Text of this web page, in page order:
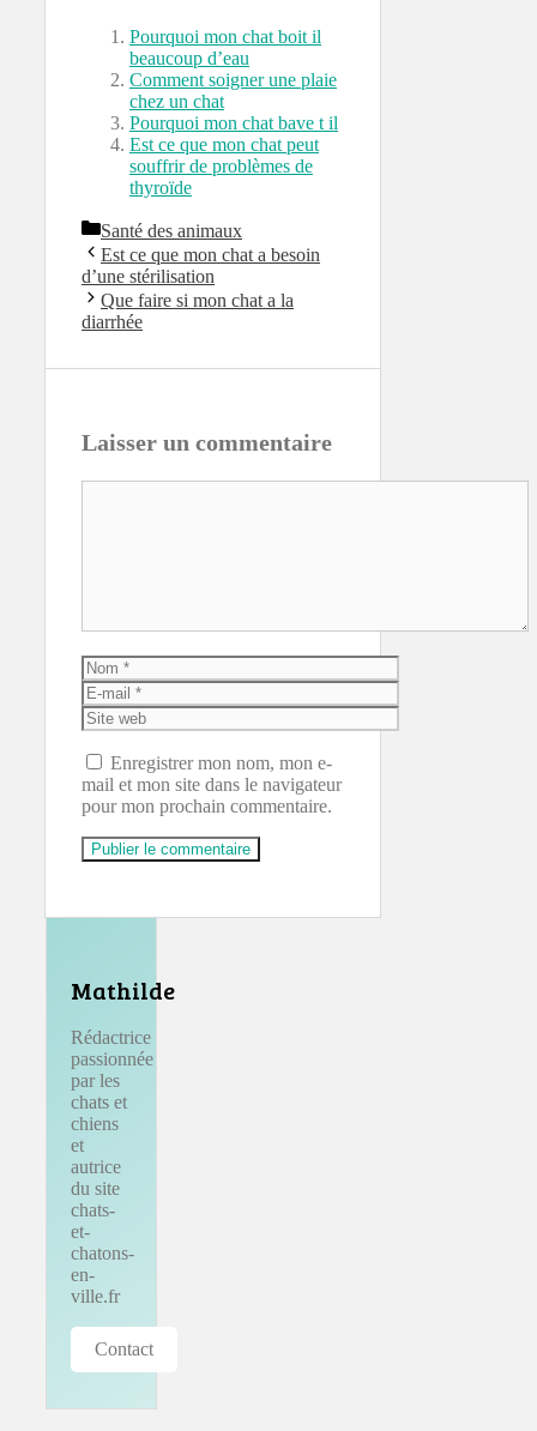
Pourquoi mon chat boit il
beaucoup d’eau
Comment soigner une plaie
chez un chat
Pourquoi mon chat bave t il
Est ce que mon chat peut
souffrir de problèmes de
thyroïde
Catégories
Santé des animaux
Est ce que mon chat a besoin
d’une stérilisation
Que faire si mon chat a la
diarrhée
Laisser un commentaire
Nom
E-
mail
Site
web
Enregistrer mon nom, mon e-
mail et mon site dans le navigateur
pour mon prochain commentaire.
Mathilde
Rédactrice
passionnée
par les
chats et
chiens
et
autrice
du site
chats-
et-
chatons-
en-
ville.fr
Contact